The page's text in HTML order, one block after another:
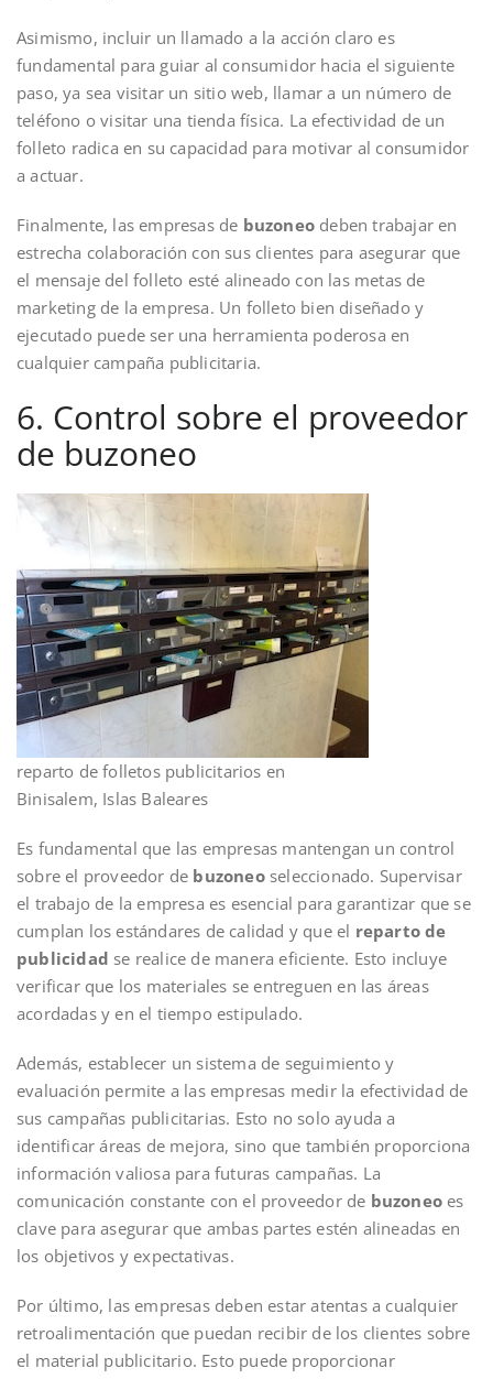
Asimismo, incluir un llamado a la acción claro es
fundamental para guiar al consumidor hacia el siguiente
paso, ya sea visitar un sitio web, llamar a un número de
teléfono o visitar una tienda física. La efectividad de un
folleto radica en su capacidad para motivar al consumidor
a actuar.
Finalmente, las empresas de buzoneo deben trabajar en
estrecha colaboración con sus clientes para asegurar que
el mensaje del folleto esté alineado con las metas de
marketing de la empresa. Un folleto bien diseñado y
ejecutado puede ser una herramienta poderosa en
cualquier campaña publicitaria.
6. Control sobre el proveedor
de buzoneo
reparto de folletos publicitarios en
Binisalem, Islas Baleares
Es fundamental que las empresas mantengan un control
sobre el proveedor de buzoneoseleccionado. Supervisar
el trabajo de la empresa es esencial para garantizar que se
cumplan los estándares de calidad y que el reparto de
publicidad se realice de manera eficiente. Esto incluye
verificar que los materiales se entreguen en las áreas
acordadas y en el tiempo estipulado.
Además, establecer un sistema de seguimiento y
evaluación permite a las empresas medir la efectividad de
sus campañas publicitarias. Esto no solo ayuda a
identificar áreas de mejora, sino que también proporciona
información valiosa para futuras campañas. La
comunicación constante con el proveedor de buzoneo es
clave para asegurar que ambas partes estén alineadas en
los objetivos y expectativas.
Por último, las empresas deben estar atentas a cualquier
retroalimentación que puedan recibir de los clientes sobre
el material publicitario. Esto puede proporcionar